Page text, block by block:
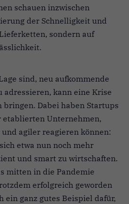
schauen inzwischen
der Schnelligkeit und
sondern auf
sind, neu aufkommende
adressieren, kann eine Krise
bringen. Dabei haben Startups
etablierten Unternehmen,
agiler reagieren können:
etwa nun noch mehr
und smart zu wirtschaften.
mitten in die Pandemie
erfolgreich geworden
ganz gutes Beispiel dafür,